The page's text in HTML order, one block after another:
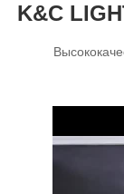
K&C